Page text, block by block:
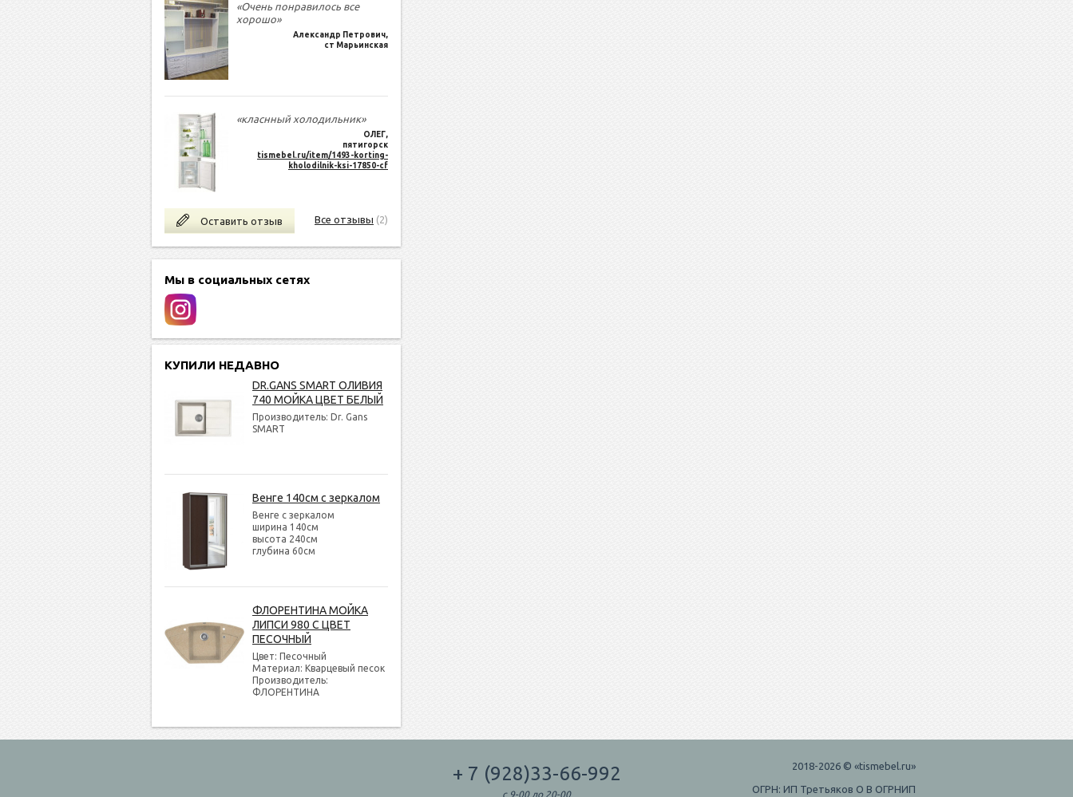
«Очень понравилось все
хорошо»
Александр Петрович,
ст Марьинская
«класнный холодильник»
ОЛЕГ,
пятигорск
tismebel.ru/item/1493-korting-
kholodilnik-ksi-17850-cf
Оставить отзыв Все отзывы (2)
Мы в социальных сетях
КУПИЛИ НЕДАВНО
DR.GANS SMART ОЛИВИЯ
740 МОЙКА ЦВЕТ БЕЛЫЙ
Производитель: Dr. Gans
SMART
Венге 140см с зеркалом
Венге с зеркалом
ширина 140см
высота 240см
глубина 60см
ФЛОРЕНТИНА МОЙКА
ЛИПСИ 980 С ЦВЕТ
ПЕСОЧНЫЙ
Цвет: Песочный
Материал: Кварцевый песок
Производитель:
ФЛОРЕНТИНА
2018-2026 © «tismebel.ru»
ОГРН: ИП Третьяков О В ОГРНИП
+ 7 (928)33-66-992
с 9-00 до 20-00